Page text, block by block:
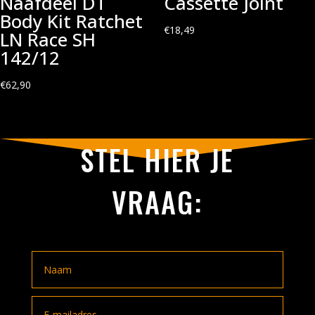
Body Kit Ratchet
LN Race SH
142/12
€62,90
€18,49
STEL HIER JE
VRAAG: